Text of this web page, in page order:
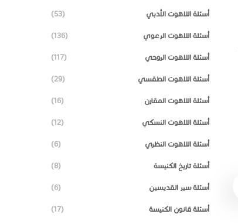
أسئلة اللاهوت الأدبي (53)
أسئلة اللاهوت الرعوي (136)
أسئلة اللاهوت الروحي (117)
أسئلة اللاهوت الطقسي (29)
أسئلة اللاهوت المقارن (16)
أسئلة اللاهوت النسكي (12)
أسئلة اللاهوت النظري (6)
أسئلة تاريخ الكنيسة (8)
أسئلة سير القديسين (6)
أسئلة قانون الكنيسة (17)